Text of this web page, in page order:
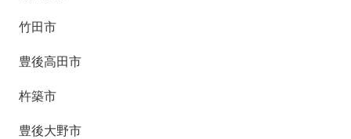
竹田市
豊後高田市
杵築市
豊後大野市